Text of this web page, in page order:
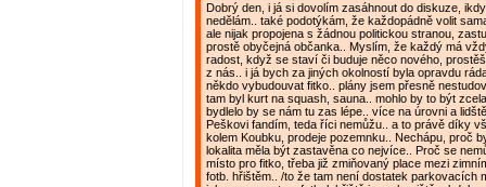
Dobrý den, i já si dovolím zasáhnout do diskuze,
nedělám.. také podotýkám, že každopádně volit
ale nijak propojena s žádnou politickou stranou,
prostě obyčejná občanka.. Myslím, že každý má
radost, když se staví či buduje něco nového,
z nás.. i já bych za jiných okolností byla opravdu
někdo vybudouvat fitko.. plány jsem přesně
tam byl kurt na squash, sauna.. mohlo by to být
bydlelo by se nám tu zas lépe.. více na úrovni a
Peškovi fandím, teda říci nemůžu.. a to právě díky
kolem Koubku, prodeje pozemnku.. Nechápu, proč
lokalita měla být zastavěna co nejvíce.. Proč se
místo pro fitko, třeba již zmiňovaný place mezi
fotb. hřištěm.. /to že tam není dostatek parkovacích